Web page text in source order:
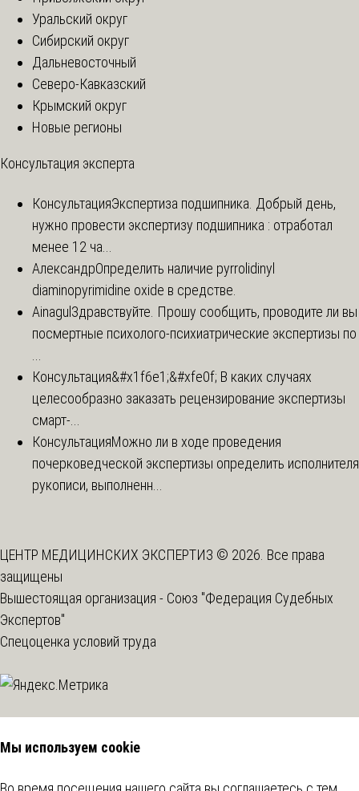
Уральский округ
Сибирский округ
Дальневосточный
Северо-Кавказский
Крымский округ
Новые регионы
Консультация эксперта
КонсультацияЭкспертиза подшипника. Добрый день,
нужно провести экспертизу подшипника : отработал
менее 12 ча...
АлександрОпределить наличие pyrrolidinyl
diaminopyrimidine oxide в средстве.
Ainagul Здравствуйте. Прошу сообщить, проводите ли вы
посмертные психолого-психиатрические экспертизы по
Консультация&#x1f6e1;&#xfe0f; В каких случаях
целесообразно заказать рецензирование экспертизы
смарт-...
КонсультацияМожно ли в ходе проведения
почерковедческой экспертизы определить исполнителя
рукописи, выполненн...
ЦЕНТР МЕДИЦИНСКИХ ЭКСПЕРТИЗ © 2026. Все права
защищены
Вышестоящая организация - Союз "Федерация Судебных
Экспертов"
Спецоценка условий труда
Мы используем cookie